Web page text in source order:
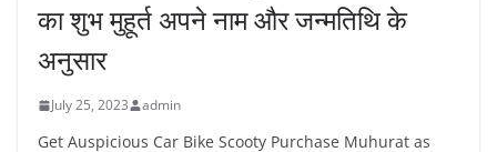
का शुभ मुहूर्त अपने नाम और जन्मतिथि के
अनुसार
July 25, 2023 admin
Get Auspicious Car Bike Scooty Purchase Muhurat as